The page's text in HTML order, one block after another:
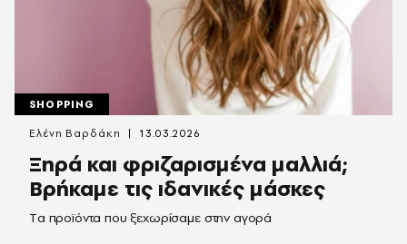
SHOPPING
Ξηρά και φριζαρισμένα μαλλιά;
Βρήκαμε τις ιδανικές μάσκες
Tα προϊόντα που ξεχωρίσαμε στην αγορά
Ελένη Βαρδάκη 13.03.2026